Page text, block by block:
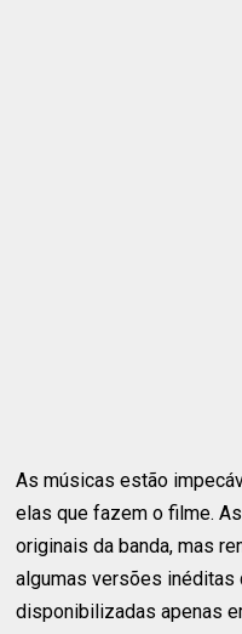
As músicas estão
elas que fazem o filme.
originais da banda, mas
algumas versões inéditas
disponibilizadas apenas